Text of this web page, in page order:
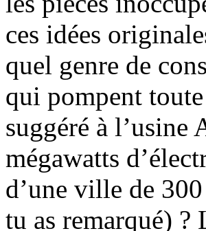
ces idées
quel genre de
qui pompent
suggéré à l’usine
mégawatts
d’une ville de
tu as remarqué) ?